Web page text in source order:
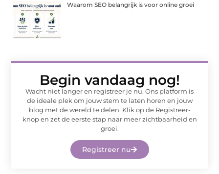
Waarom SEO belangrijk is voor online groei
Begin vandaag nog!
Wacht niet langer en registreer je nu. Ons platform is
de ideale plek om jouw stem te laten horen en jouw
blog met de wereld te delen. Klik op de Registreer-
knop en zet de eerste stap naar meer zichtbaarheid en
groei.
Registreer nu